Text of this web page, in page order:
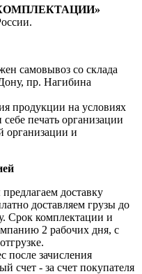
самовывоз со склада
пр. Нагибина
продукции на условиях
печать организации
организации и
доставку
доставляем грузы до
Срок комплектации и
2 рабочих дня, с
после зачисления
счет - за счет покупателя